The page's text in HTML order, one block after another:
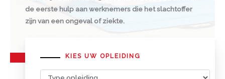
de eerste hulp aan werknemers die het slachtoffer
zijn van een ongeval of ziekte.
KIES UW OPLEIDING